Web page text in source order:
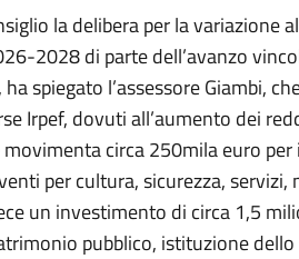
la delibera per la variazione
2028 di parte dell’avanzo
spiegato l’assessore Giambi,
Irpef, dovuti all’aumento dei
circa 250mila euro
per cultura, sicurezza,
un investimento di circa 1,5
pubblico, istituzione